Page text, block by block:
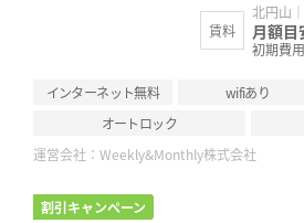
賃料
北円山
月額
初期費
インターネット無料 wifiあり
オートロック
運営会社： Weekly&Monthly株式会社
割引キャンペーン